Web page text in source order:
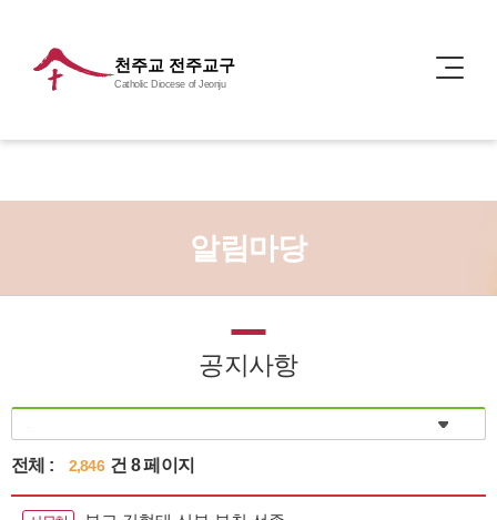
천주교 전주교구
Catholic Diocese of Jeonju
알림마당
공지사항
전체 : 2,846 건 8 페이지